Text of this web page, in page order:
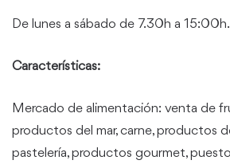
De lunes a sábado de 7.30h a 15:00h.
Características:
Mercado de alimentación: venta de
productos del mar, carne, productos
pastelería, productos gourmet,